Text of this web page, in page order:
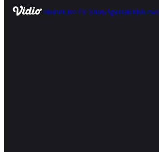
HomeLiveTV ShowSportsKidsNews